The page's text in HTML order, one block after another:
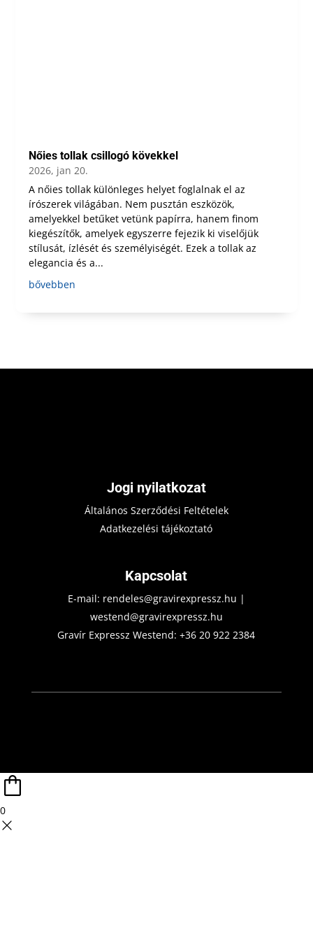
Nőies tollak csillogó kövekkel
2026, jan 20.
A nőies tollak különleges helyet foglalnak el az
írószerek világában. Nem pusztán eszközök,
amelyekkel betűket vetünk papírra, hanem finom
kiegészítők, amelyek egyszerre fejezik ki viselőjük
stílusát, ízlését és személyiségét. Ezek a tollak az
elegancia és a...
bővebben
Jogi nyilatkozat
Általános Szerződési Feltételek
Adatkezelési tájékoztató
Kapcsolat
E-mail: rendeles@gravirexpressz.hu |
westend@gravirexpressz.hu
Gravír Expressz Westend:+36 20 922 2384
0